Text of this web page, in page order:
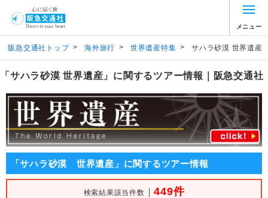
メニュー
阪急交通社トップ > 海外旅行 > 世界遺産特集 > サハラ砂漠 世界遺産
「サハラ砂漠 世界遺産」に関するツアー情報｜阪急交通社
「サハラ砂漠 世界遺産」に関するツアー情報
検索結果該当件数 ｜449件